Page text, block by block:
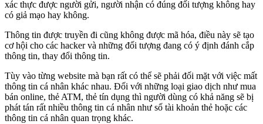
xác thực được người gửi, người nhận có đúng đối tượng không hay
có giả mạo hay không.
Thông tin được truyền đi cũng không được mã hóa, điều này sẽ tạo
cơ hội cho các hacker và những đối tượng đang có ý định đánh cắp
thông tin, thay đổi thông tin.
Tùy vào từng website mà bạn rất có thể sẽ phải đối mặt với việc mất
thông tin cá nhân khác nhau. Đối với những loại giao dịch như mua
bán online, thẻ ATM, thẻ tín dụng thì người dùng có khả năng sẽ bị
phát tán rất nhiều thông tin cá nhân như số tài khoản thẻ hoặc các
thông tin cá nhân quan trọng khác.